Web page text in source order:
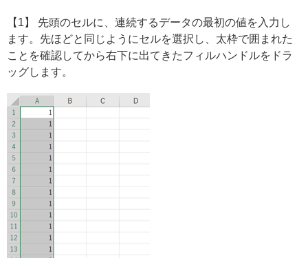
【1】 先頭のセルに、連続するデータの最初の値を入力し
ます。先ほどと同じようにセルを選択し、太枠で囲まれた
ことを確認してから右下に出てきたフィルハンドルをドラ
ッグします。